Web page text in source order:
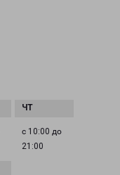
с 10:00 до
21:00